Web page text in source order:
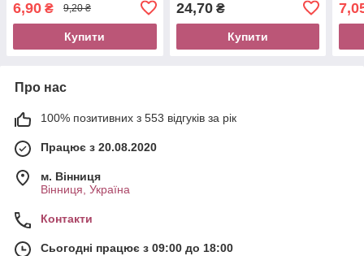
6,90 ₴ 9,20 ₴
Купити
24,70₴
Купити
Про нас
100% позитивних з 553 відгуків за рік
Працює з 20.08.2020
м. Вінниця
Вінниця, Україна
Контакти
Сьогодні працює з 09:00 до 18:00